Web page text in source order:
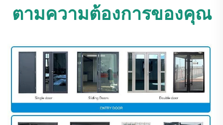
ตามความต้องการของคุณ